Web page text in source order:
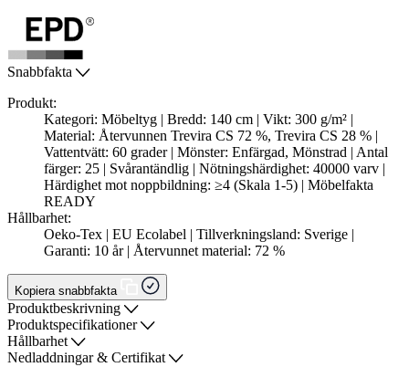
Snabbfakta
Produkt:
Kategori: Möbeltyg | Bredd: 140 cm | Vikt: 300 g/m² |
Material: Återvunnen Trevira CS 72 %, Trevira CS 28 % |
Vattentvätt: 60 grader | Mönster: Enfärgad, Mönstrad | Antal
färger: 25 | Svårantändlig | Nötningshärdighet: 40000 varv |
Härdighet mot noppbildning: ≥4 (Skala 1-5) | Möbelfakta
READY
Hållbarhet:
Oeko-Tex | EU Ecolabel | Tillverkningsland: Sverige |
Garanti: 10 år | Återvunnet material: 72 %
Kopiera snabbfakta
Produktbeskrivning
Produktspecifikationer
Hållbarhet
Nedladdningar & Certifikat